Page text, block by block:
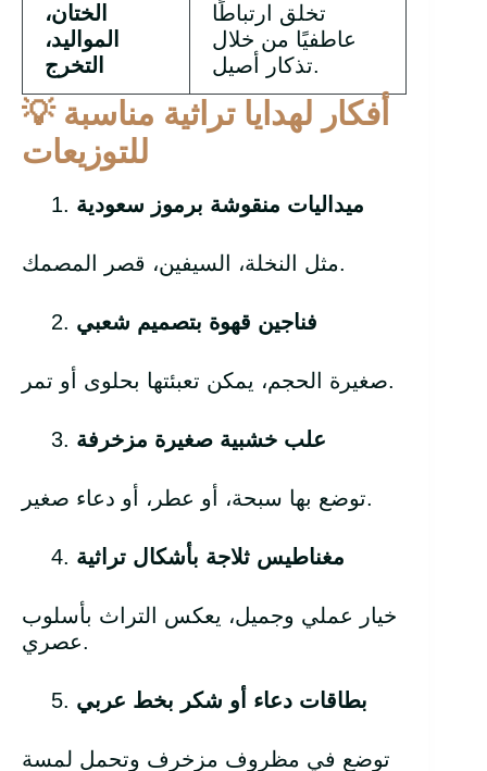
الختان،
المواليد،
التخرج
تخلق ارتباطًا
عاطفيًا من خلال
تذكار أصيل.
💡 أفكار لهدايا تراثية مناسبة
للتوزيعات
ميداليات منقوشة برموز سعودية
مثل النخلة، السيفين، قصر المصمك.
فناجين قهوة بتصميم شعبي
صغيرة الحجم، يمكن تعبئتها بحلوى أو تمر.
علب خشبية صغيرة مزخرفة
توضع بها سبحة، أو عطر، أو دعاء صغير.
مغناطيس ثلاجة بأشكال تراثية
خيار عملي وجميل، يعكس التراث بأسلوب
عصري.
بطاقات دعاء أو شكر بخط عربي
توضع في مظروف مزخرف وتحمل لمسة